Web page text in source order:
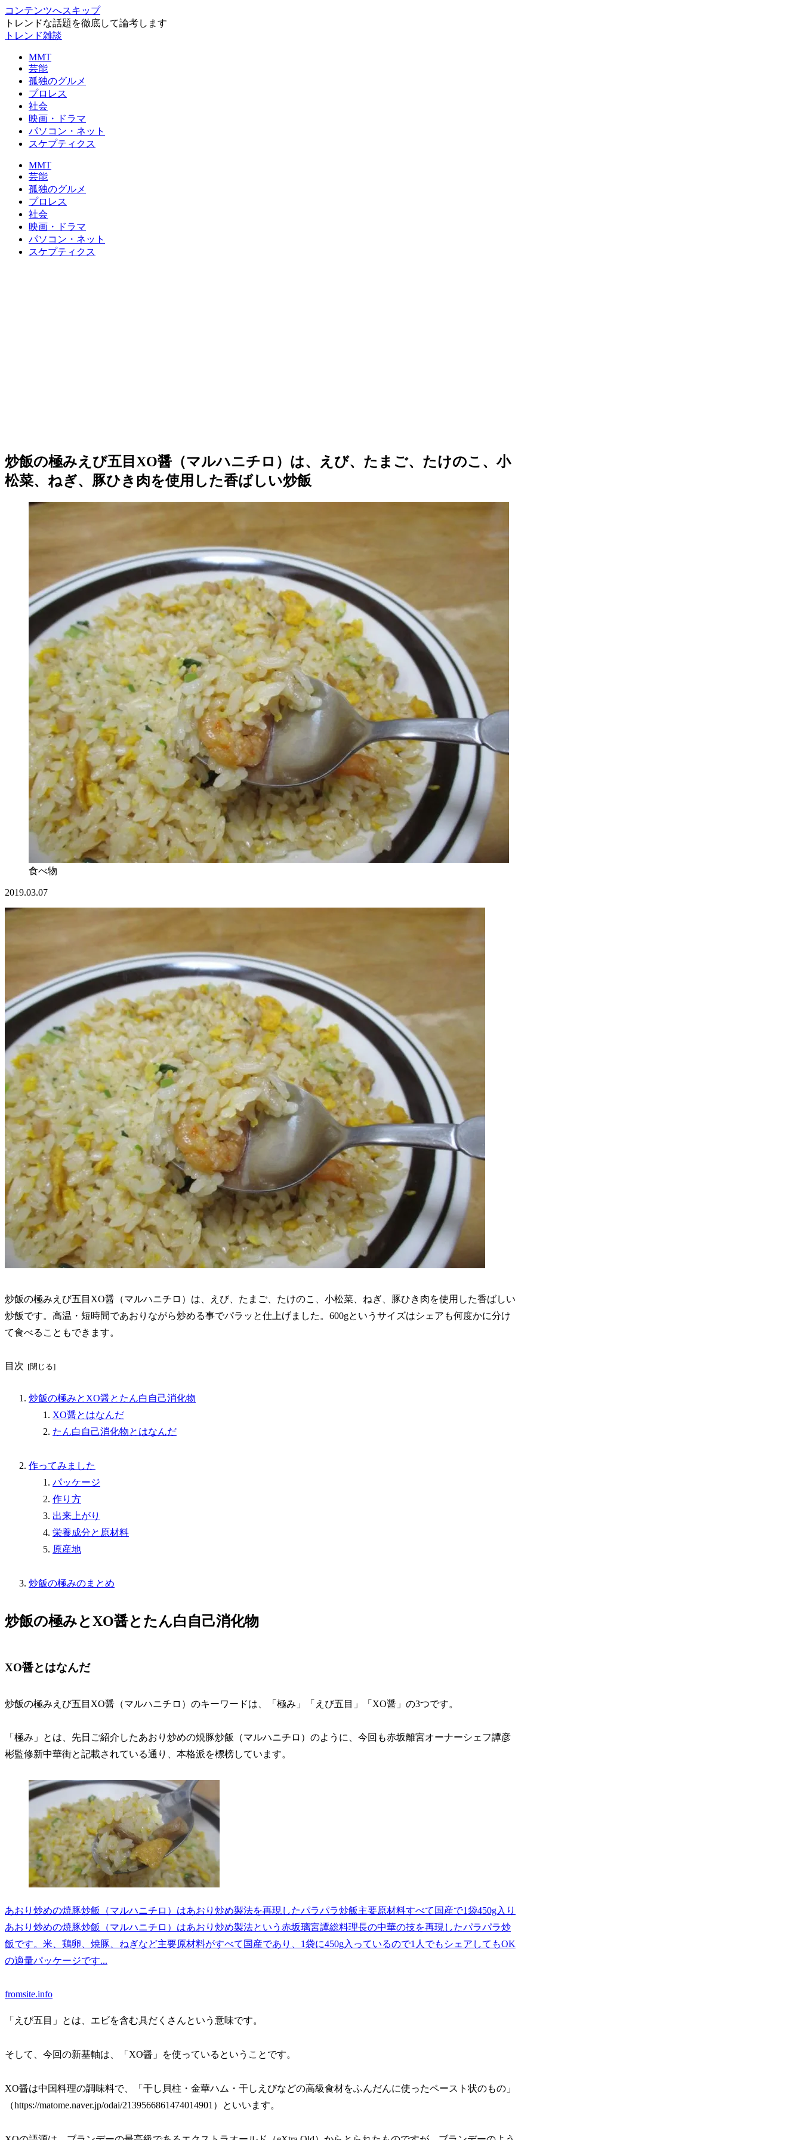
コンテンツへスキップ
トレンドな話題を徹底して論考します
トレンド雑談
MMT
芸能
孤独のグルメ
プロレス
社会
映画・ドラマ
パソコン・ネット
スケプティクス
MMT
芸能
孤独のグルメ
プロレス
社会
映画・ドラマ
パソコン・ネット
スケプティクス
炒飯の極みえび五目XO醤（マルハニチロ）は、えび、たまご、たけのこ、小
松菜、ねぎ、豚ひき肉を使用した香ばしい炒飯
食べ物
2019.03.07
炒飯の極みえび五目XO醤（マルハニチロ）は、えび、たまご、たけのこ、小松菜、ねぎ、豚ひき肉を使用した香ばしい
炒飯です。高温・短時間であおりながら炒める事でパラッと仕上げました。600gというサイズはシェアも何度かに分け
て食べることもできます。
目次
炒飯の極みとXO醤とたん白自己消化物
XO醤とはなんだ
たん白自己消化物とはなんだ
作ってみました
パッケージ
作り方
出来上がり
栄養成分と原材料
原産地
炒飯の極みのまとめ
炒飯の極みとXO醤とたん白自己消化物
XO醤とはなんだ
炒飯の極みえび五目XO醤（マルハニチロ）のキーワードは、「極み」「えび五目」「XO醤」の3つです。
「極み」とは、先日ご紹介したあおり炒めの焼豚炒飯（マルハニチロ）のように、今回も赤坂離宮オーナーシェフ譚彦
彬監修新中華街と記載されている通り、本格派を標榜しています。
あおり炒めの焼豚炒飯（マルハニチロ）はあおり炒め製法を再現したパラパラ炒飯主要原材料すべて国産で1袋450g入り
あおり炒めの焼豚炒飯（マルハニチロ）はあおり炒め製法という赤坂璃宮譚総料理長の中華の技を再現したパラパラ炒
飯です。米、鶏卵、焼豚、ねぎなど主要原材料がすべて国産であり、1袋に450g入っているので1人でもシェアしてもOK
の適量パッケージです...
fromsite.info
「えび五目」とは、エビを含む具だくさんという意味です。
そして、今回の新基軸は、「XO醤」を使っているということです。
XO醤は中国料理の調味料で、「干し貝柱・金華ハム・干しえびなどの高級食材をふんだんに使ったペースト状のもの」
（https://matome.naver.jp/odai/2139566861474014901）といいます。